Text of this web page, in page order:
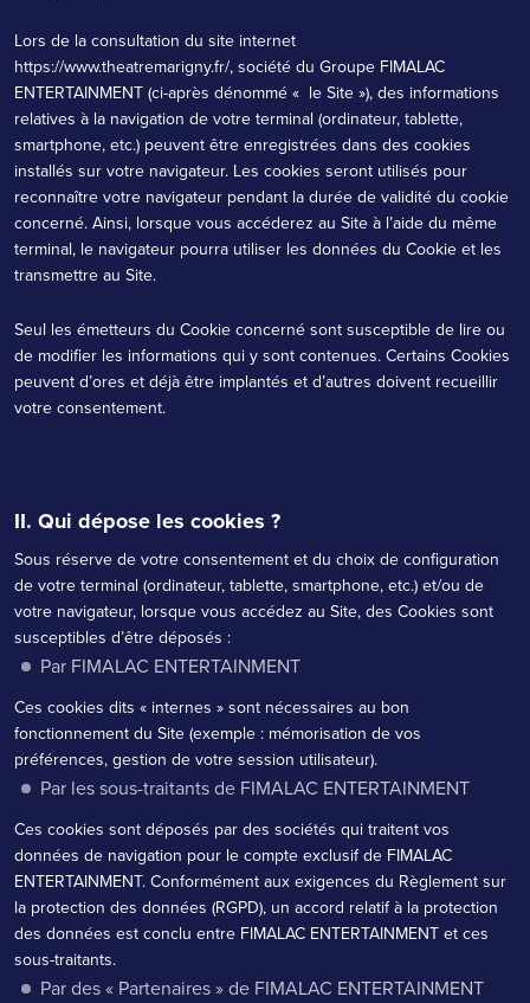
Lors de la consultation du site internet
https://www.theatremarigny.fr/, société du Groupe FIMALAC
ENTERTAINMENT (ci-après dénommé « le Site »), des informations
relatives à la navigation de votre terminal (ordinateur, tablette,
smartphone, etc.) peuvent être enregistrées dans des cookies
installés sur votre navigateur. Les cookies seront utilisés pour
reconnaître votre navigateur pendant la durée de validité du cookie
concerné. Ainsi, lorsque vous accéderez au Site à l’aide du même
terminal, le navigateur pourra utiliser les données du Cookie et les
transmettre au Site.
Seul les émetteurs du Cookie concerné sont susceptible de lire ou
de modifier les informations qui y sont contenues. Certains Cookies
peuvent d’ores et déjà être implantés et d’autres doivent recueillir
votre consentement.
II. Qui dépose les cookies ?
Sous réserve de votre consentement et du choix de configuration
de votre terminal (ordinateur, tablette, smartphone, etc.) et/ou de
votre navigateur, lorsque vous accédez au Site, des Cookies sont
susceptibles d’être déposés :
Par FIMALAC ENTERTAINMENT
Ces cookies dits « internes » sont nécessaires au bon
fonctionnement du Site (exemple : mémorisation de vos
préférences, gestion de votre session utilisateur).
Par les sous-traitants de FIMALAC ENTERTAINMENT
Ces cookies sont déposés par des sociétés qui traitent vos
données de navigation pour le compte exclusif de FIMALAC
ENTERTAINMENT. Conformément aux exigences du Règlement sur
la protection des données (RGPD), un accord relatif à la protection
des données est conclu entre FIMALAC ENTERTAINMENT et ces
sous-traitants.
Par des « Partenaires » de FIMALAC ENTERTAINMENT